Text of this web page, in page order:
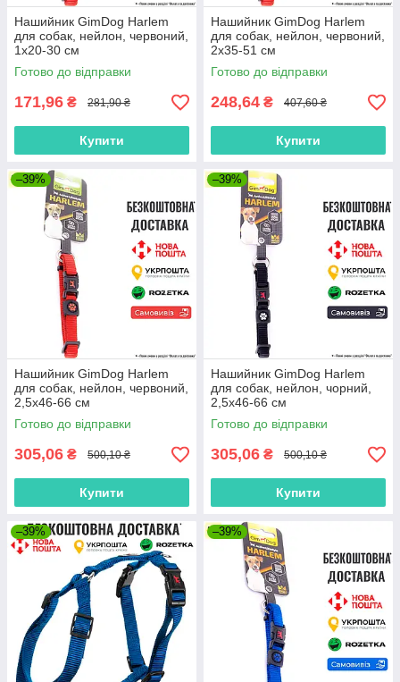
Нашийник GimDog Harlem
для собак, нейлон, червоний,
1х20-30 см
Готово до відправки
171,96 ₴ 281,90 ₴
Купити
Нашийник GimDog Harlem
для собак, нейлон, червоний,
2х35-51 см
Готово до відправки
248,64 ₴ 407,60 ₴
Купити
–39%
Нашийник GimDog Harlem
для собак, нейлон, червоний,
2,5х46-66 см
Готово до відправки
305,06 ₴ 500,10 ₴
Купити
–39%
Нашийник GimDog Harlem
для собак, нейлон, чорний,
2,5х46-66 см
Готово до відправки
305,06 ₴ 500,10 ₴
Купити
–39% –39%